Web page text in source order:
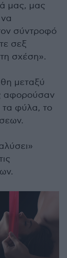
μας, μας
σύντροφό
σεξ
σχέση».
μεταξύ
αφορούσαν
τα φύλα, το